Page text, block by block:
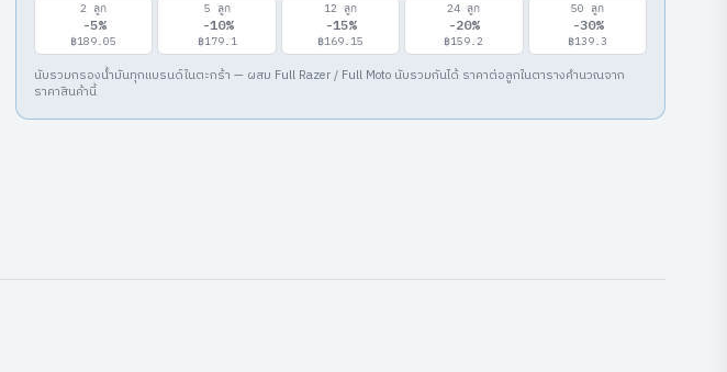
2 ลูก
-5%
฿189.05
5 ลูก
-10%
฿179.1
12 ลูก
-15%
฿169.15
24 ลูก
-20%
฿159.2
50 ลูก
-30%
฿139.3
นับรวมกรองน้ำมันทุกแบรนด์ในตะกร้า — ผสม Full Razer / Full Moto นับรวมกันได้ ราคาต่อลูกในตารางคำนวณจาก
ราคาสินค้านี้